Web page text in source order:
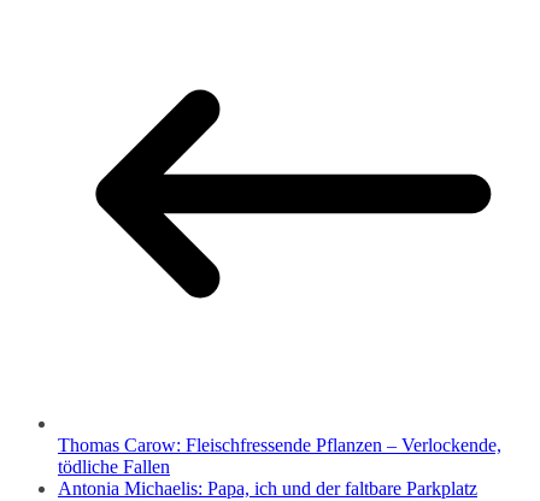
Thomas Carow: Fleischfressende Pflanzen – Verlockende,
tödliche Fallen
Antonia Michaelis: Papa, ich und der faltbare Parkplatz